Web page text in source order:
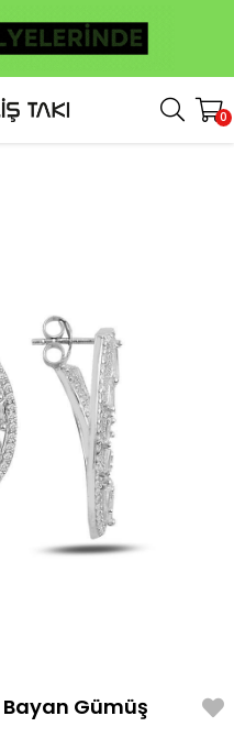
0
Küpe
Bayan Gümüş